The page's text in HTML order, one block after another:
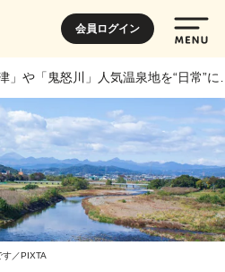
会員ログイン
津」や「鬼怒川」人気温泉地を“日常”
／PIXTA